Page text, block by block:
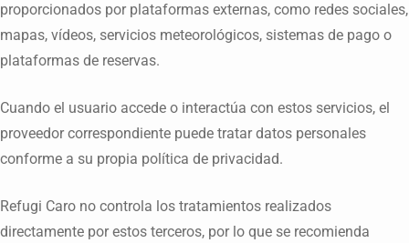
proporcionados por plataformas externas, como redes sociales,
mapas, vídeos, servicios meteorológicos, sistemas de pago o
plataformas de reservas.
Cuando el usuario accede o interactúa con estos servicios, el
proveedor correspondiente puede tratar datos personales
conforme a su propia política de privacidad.
Refugi Caro no controla los tratamientos realizados
directamente por estos terceros, por lo que se recomienda